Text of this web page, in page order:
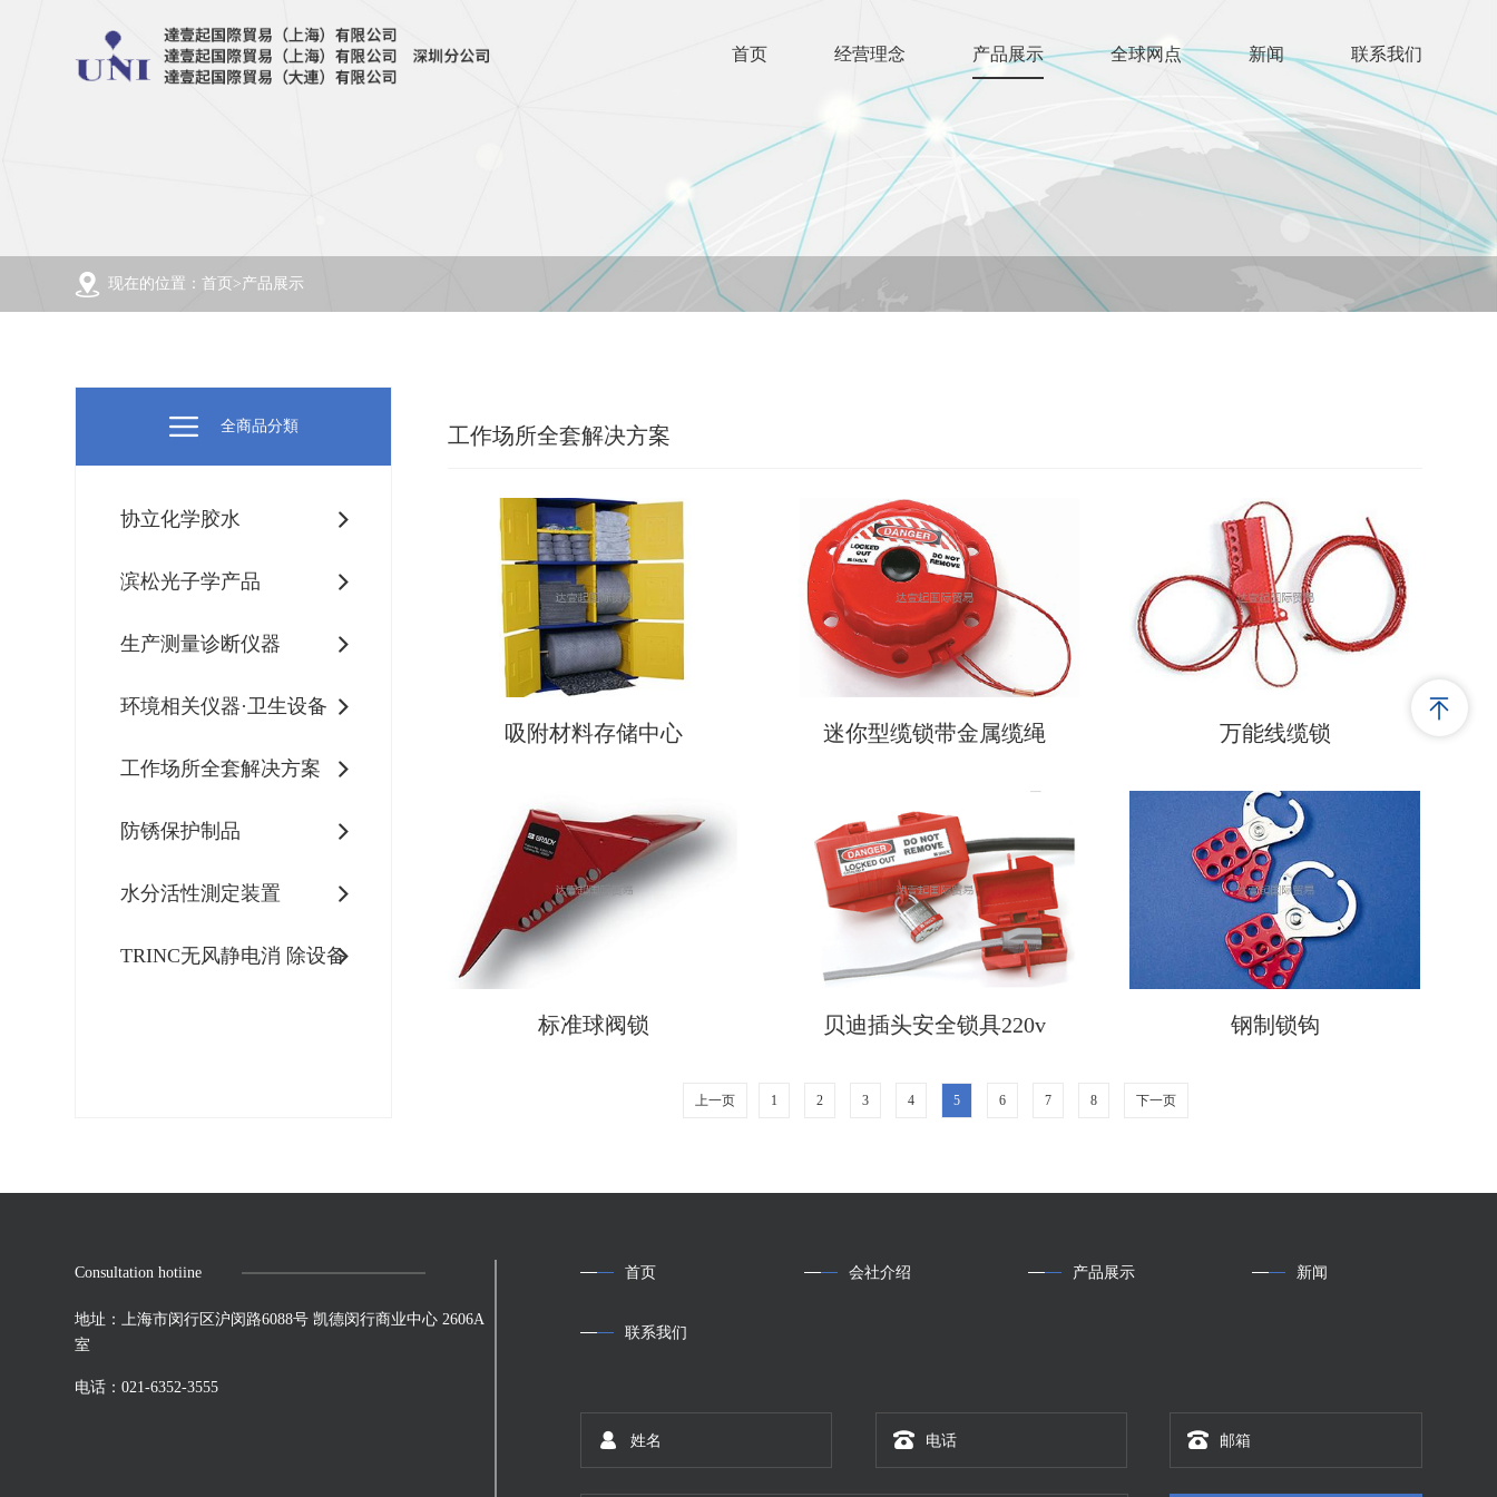
首页 经营理念 产品展示 全球网点 新闻 联系我们
现在的位置：首页>产品展示
全商品分類
协立化学胶水
滨松光子学产品
生产测量诊断仪器
环境相关仪器·卫生设备
工作场所全套解决方案
防锈保护制品
水分活性測定装置
TRINC无风静电消 除设备
工作场所全套解决方案
吸附材料存储中心 迷你型缆锁带金属缆绳 万能线缆锁
标准球阀锁 贝迪插头安全锁具220v 钢制锁钩
上一页 1 2 3 4 5 6 7 8 下一页
Consultation hotiine
地址：上海市闵行区沪闵路6088号 凯德闵行商业中心 2606A
室
电话：021-6352-3555
首页 会社介绍 产品展示 新闻
联系我们